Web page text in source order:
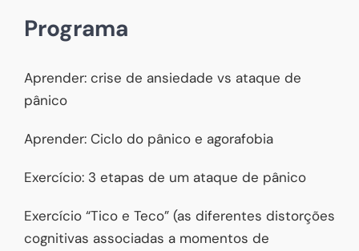
Programa
Aprender: crise de ansiedade vs ataque de
pânico
Aprender: Ciclo do pânico e agorafobia
Exercício: 3 etapas de um ataque de pânico
Exercício “Tico e Teco” (as diferentes distorções
cognitivas associadas a momentos de